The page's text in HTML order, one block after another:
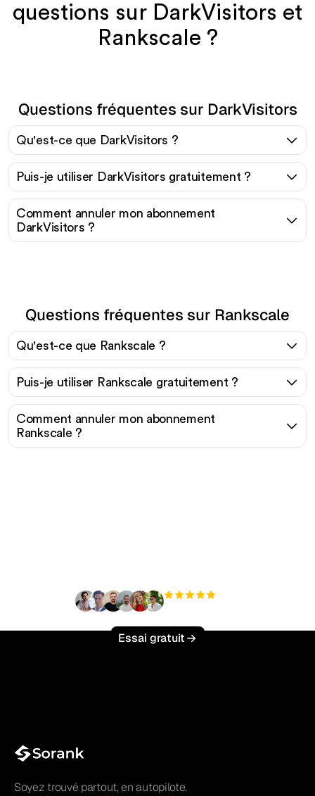
questions sur DarkVisitors et
Rankscale ?
Questions fréquentes sur DarkVisitors
Qu'est-ce que DarkVisitors ?
Puis-je utiliser DarkVisitors gratuitement ?
Comment annuler mon abonnement
DarkVisitors ?
Questions fréquentes sur Rankscale
Qu'est-ce que Rankscale ?
Puis-je utiliser Rankscale gratuitement ?
Comment annuler mon abonnement
Rankscale ?
Essai gratuit
Soyez trouvé partout, en autopilote.